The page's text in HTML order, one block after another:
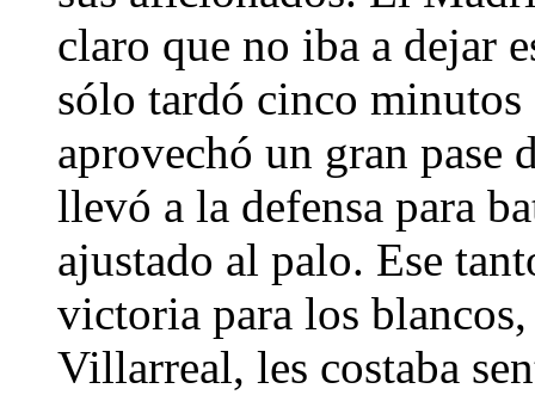
claro que no iba a dejar
sólo tardó cinco
aprovechó un gran pase
llevó a la defensa para
ajustado al palo. Ese
victoria para los
Villarreal, les costaba